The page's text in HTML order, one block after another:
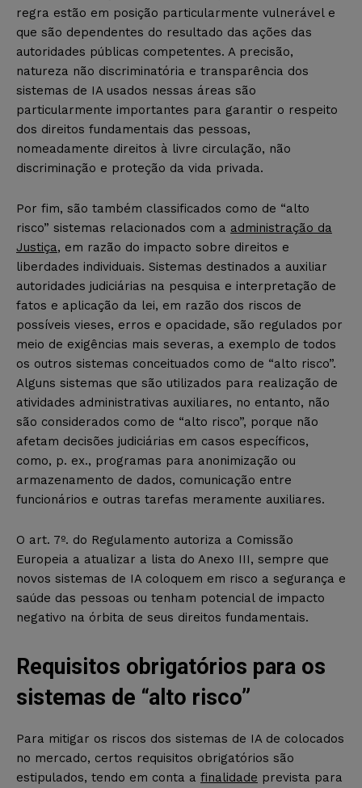
regra estão em posição particularmente vulnerável e
que são dependentes do resultado das ações das
autoridades públicas competentes. A precisão,
natureza não discriminatória e transparência dos
sistemas de IA usados nessas áreas são
particularmente importantes para garantir o respeito
dos direitos fundamentais das pessoas,
nomeadamente direitos à livre circulação, não
discriminação e proteção da vida privada.
Por fim, são também classificados como de “alto
risco” sistemas relacionados com a administração da
Justiça, em razão do impacto sobre direitos e
liberdades individuais. Sistemas destinados a auxiliar
autoridades judiciárias na pesquisa e interpretação de
fatos e aplicação da lei, em razão dos riscos de
possíveis vieses, erros e opacidade, são regulados por
meio de exigências mais severas, a exemplo de todos
os outros sistemas conceituados como de “alto risco”.
Alguns sistemas que são utilizados para realização de
atividades administrativas auxiliares, no entanto, não
são considerados como de “alto risco”, porque não
afetam decisões judiciárias em casos específicos,
como, p. ex., programas para anonimização ou
armazenamento de dados, comunicação entre
funcionários e outras tarefas meramente auxiliares.
O art. 7º. do Regulamento autoriza a Comissão
Europeia a atualizar a lista do Anexo III, sempre que
novos sistemas de IA coloquem em risco a segurança e
saúde das pessoas ou tenham potencial de impacto
negativo na órbita de seus direitos fundamentais.
Requisitos obrigatórios para os
sistemas de “alto risco”
Para mitigar os riscos dos sistemas de IA de colocados
no mercado, certos requisitos obrigatórios são
estipulados, tendo em conta a finalidade prevista para